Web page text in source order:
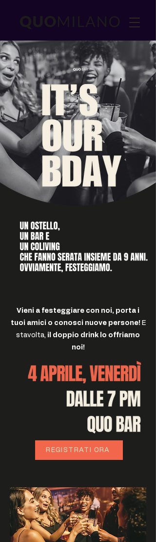
Vieni a festeggiare con noi, porta i
tuoi amici o conosci nuove persone! E
stavolta, il doppio drink lo offriamo
noi!
REGISTRATI ORA